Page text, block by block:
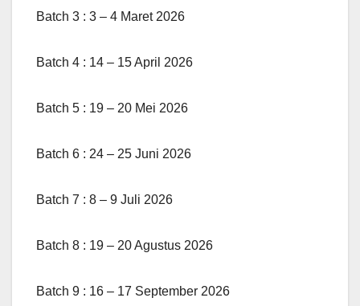
Batch 3 : 3 – 4 Maret 2026
Batch 4 : 14 – 15 April 2026
Batch 5 : 19 – 20 Mei 2026
Batch 6 : 24 – 25 Juni 2026
Batch 7 : 8 – 9 Juli 2026
Batch 8 : 19 – 20 Agustus 2026
Batch 9 : 16 – 17 September 2026